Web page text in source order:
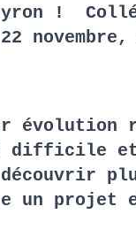
!
évolution
difficile
découvrir
un